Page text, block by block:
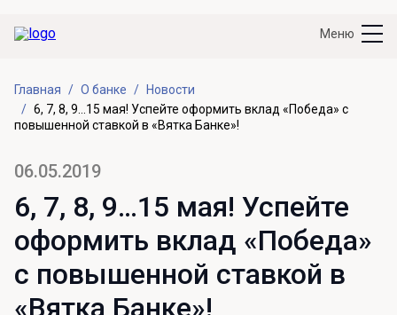
Меню
Главная О банке
Новости
6, 7, 8, 9…15 мая! Успейте оформить вклад «Победа» с
повышенной ставкой в «Вятка Банке»!
06.05.2019
6, 7, 8, 9…15 мая! Успейте
оформить вклад «Победа»
с повышенной ставкой в
«Вятка Банке»!